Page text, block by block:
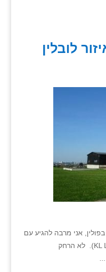
לובלין
אני מרבה להגיע עם
הקבוצות למחנה מיידנק ( KL LUBLIN). לא הרחק